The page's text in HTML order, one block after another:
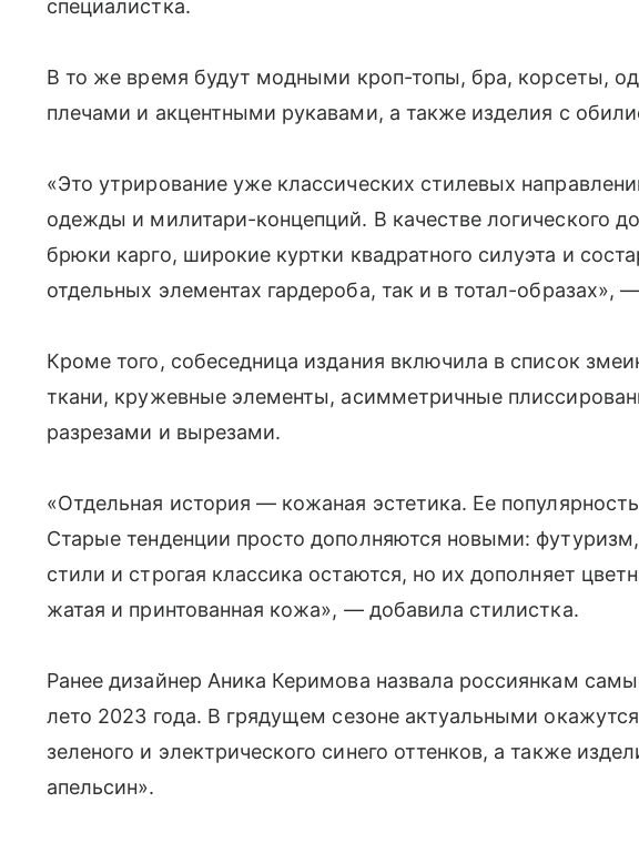
специалистка.
В то же время будут модными кроп-топы, бра, корсеты,
плечами и акцентными рукавами, а также изделия с
«Это утрирование уже классических стилевых
одежды и милитари-концепций. В качестве логического
брюки карго, широкие куртки квадратного силуэта и
отдельных элементах гардероба, так и в тотал-образах»,
Кроме того, собеседница издания включила в список
ткани, кружевные элементы, асимметричные
разрезами и вырезами.
«Отдельная история — кожаная эстетика. Ее популярность
Старые тенденции просто дополняются новыми:
стили и строгая классика остаются, но их дополняет
жатая и принтованная кожа», — добавила стилистка.
Ранее дизайнер Аника Керимова назвала россиянкам
лето 2023 года. В грядущем сезоне актуальными
зеленого и электрического синего оттенков, а также
апельсин».